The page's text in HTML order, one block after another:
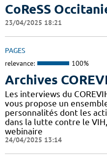
CoReSS
23/04/2025 18:21
PAGES
relevance: 100%
Archives
Les interviews du
vous propose un
personnalités dont les
dans la lutte contre le
webinaire
24/04/2025 13:14